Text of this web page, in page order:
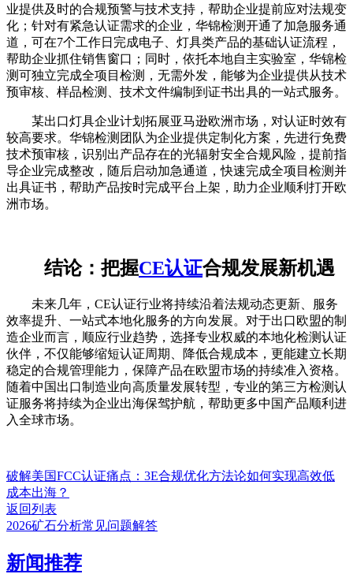
业提供及时的合规预警与技术支持，帮助企业提前应对法规变
化；针对有紧急认证需求的企业，华锦检测开通了加急服务通
道，可在7个工作日完成电子、灯具类产品的基础认证流程，
帮助企业抓住销售窗口；同时，依托本地自主实验室，华锦检
测可独立完成全项目检测，无需外发，能够为企业提供从技术
预审核、样品检测、技术文件编制到证书出具的一站式服务。
某出口灯具企业计划拓展亚马逊欧洲市场，对认证时效有
较高要求。华锦检测团队为企业提供定制化方案，先进行免费
技术预审核，识别出产品存在的光辐射安全合规风险，提前指
导企业完成整改，随后启动加急通道，快速完成全项目检测并
出具证书，帮助产品按时完成平台上架，助力企业顺利打开欧
洲市场。
结论：把握CE认证合规发展新机遇
未来几年，CE认证行业将持续沿着法规动态更新、服务
效率提升、一站式本地化服务的方向发展。对于出口欧盟的制
造企业而言，顺应行业趋势，选择专业权威的本地化检测认证
伙伴，不仅能够缩短认证周期、降低合规成本，更能建立长期
稳定的合规管理能力，保障产品在欧盟市场的持续准入资格。
随着中国出口制造业向高质量发展转型，专业的第三方检测认
证服务将持续为企业出海保驾护航，帮助更多中国产品顺利进
入全球市场。
破解美国FCC认证痛点：3E合规优化方法论如何实现高效低
成本出海？
返回列表
2026矿石分析常见问题解答
新闻推荐